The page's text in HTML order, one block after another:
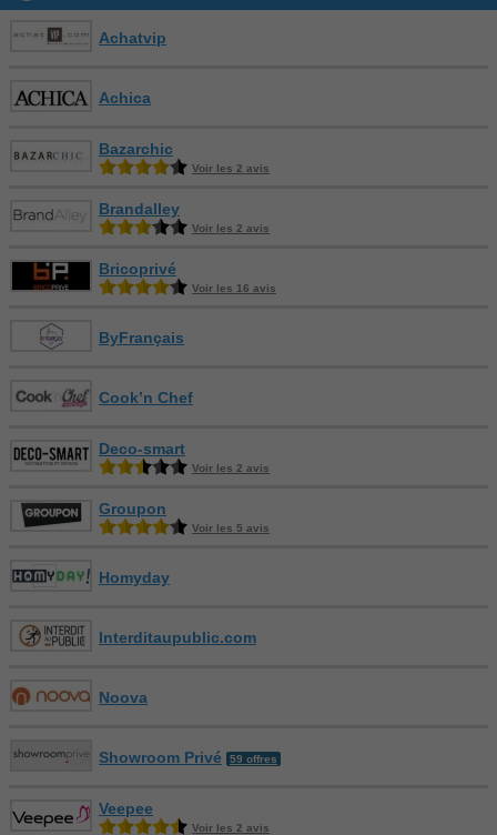
Achatvip
Achica
Bazarchic
Voir les 2 avis
Brandalley
Voir les 2 avis
Bricoprivé
Voir les 16 avis
ByFrançais
Cook’n Chef
Deco-smart
Voir les 2 avis
Groupon
Voir les 5 avis
Homyday
Interditaupublic.com
Noova
Showroom Privé 59 offres
Veepee
Voir les 2 avis